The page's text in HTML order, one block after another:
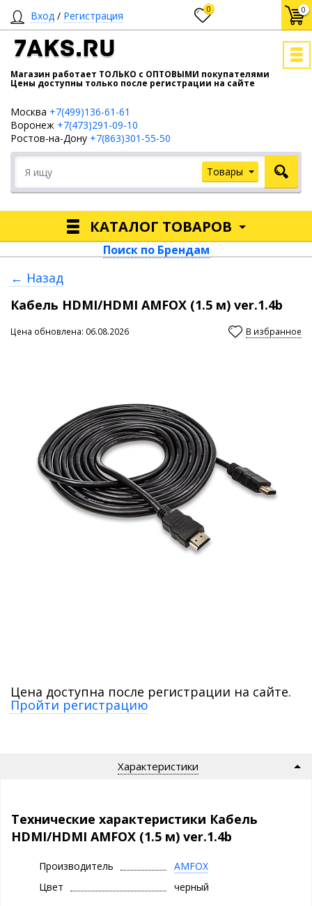
Вход / Регистрация 0 0
7AKS.RU
Магазин работает ТОЛЬКО с ОПТОВЫМИ покупателями
Цены доступны только после регистрации на сайте
Москва +7(499)136-61-61
Воронеж +7(473)291-09-10
Ростов-на-Дону +7(863)301-55-50
Товары
КАТАЛОГ ТОВАРОВ
Поиск по Брендам
← Назад
Кабель HDMI/HDMI AMFOX (1.5 м) ver.1.4b
Цена обновлена: 06.08.2026 В избранное
Цена доступна после регистрации на сайте.
Пройти регистрацию
Характеристики
Технические характеристики Кабель
HDMI/HDMI AMFOX (1.5 м) ver.1.4b
Производитель
AMFOX
Цвет
черный